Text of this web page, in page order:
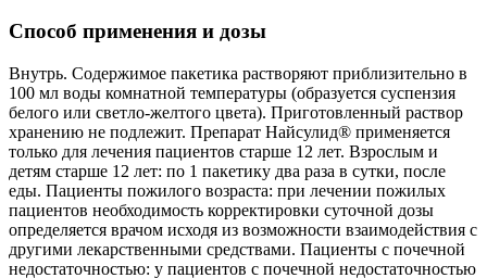
Способ применения и дозы
Внутрь. Содержимое пакетика растворяют приблизительно в
100 мл воды комнатной температуры (образуется суспензия
белого или светло-желтого цвета). Приготовленный раствор
хранению не подлежит. Препарат Найсулид® применяется
только для лечения пациентов старше 12 лет. Взрослым и
детям старше 12 лет: по 1 пакетику два раза в сутки, после
еды. Пациенты пожилого возраста: при лечении пожилых
пациентов необходимость корректировки суточной дозы
определяется врачом исходя из возможности взаимодействия с
другими лекарственными средствами. Пациенты с почечной
недостаточностью: у пациентов с почечной недостаточностью